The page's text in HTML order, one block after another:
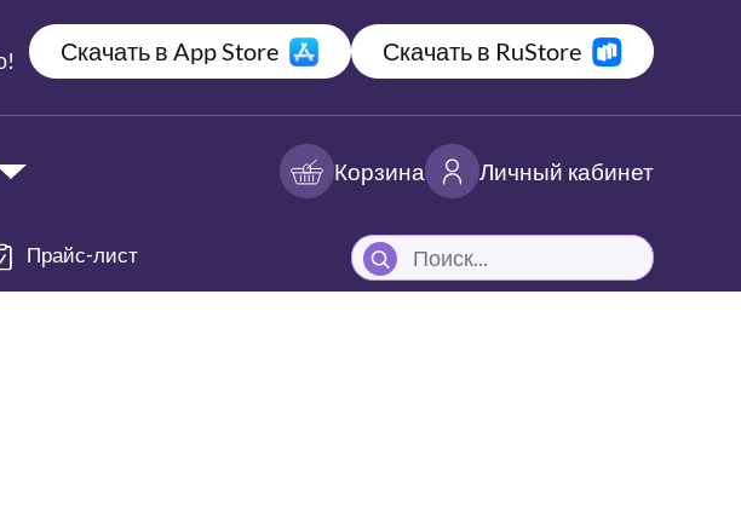
Скачать в App Store Скачать в RuStore
Корзина Личный кабинет
Прайс-лист